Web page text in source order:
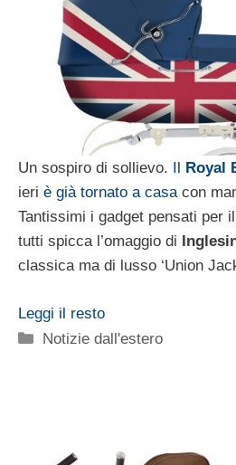
Un sospiro di sollievo. Il Royal
ieri è già tornato a casacon
Tantissimi i gadget pensati per
tutti spicca l’omaggio di
classica ma di lusso ‘Union
Leggi il resto
Categorie
Notizie dall'estero